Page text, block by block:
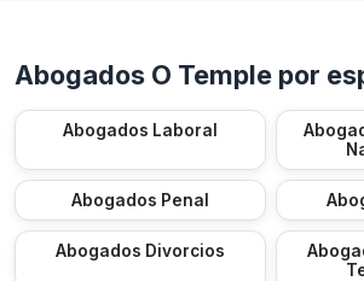
Abogados O Temple por
Abogados Laboral
Abogados Penal
Abogados Divorcios